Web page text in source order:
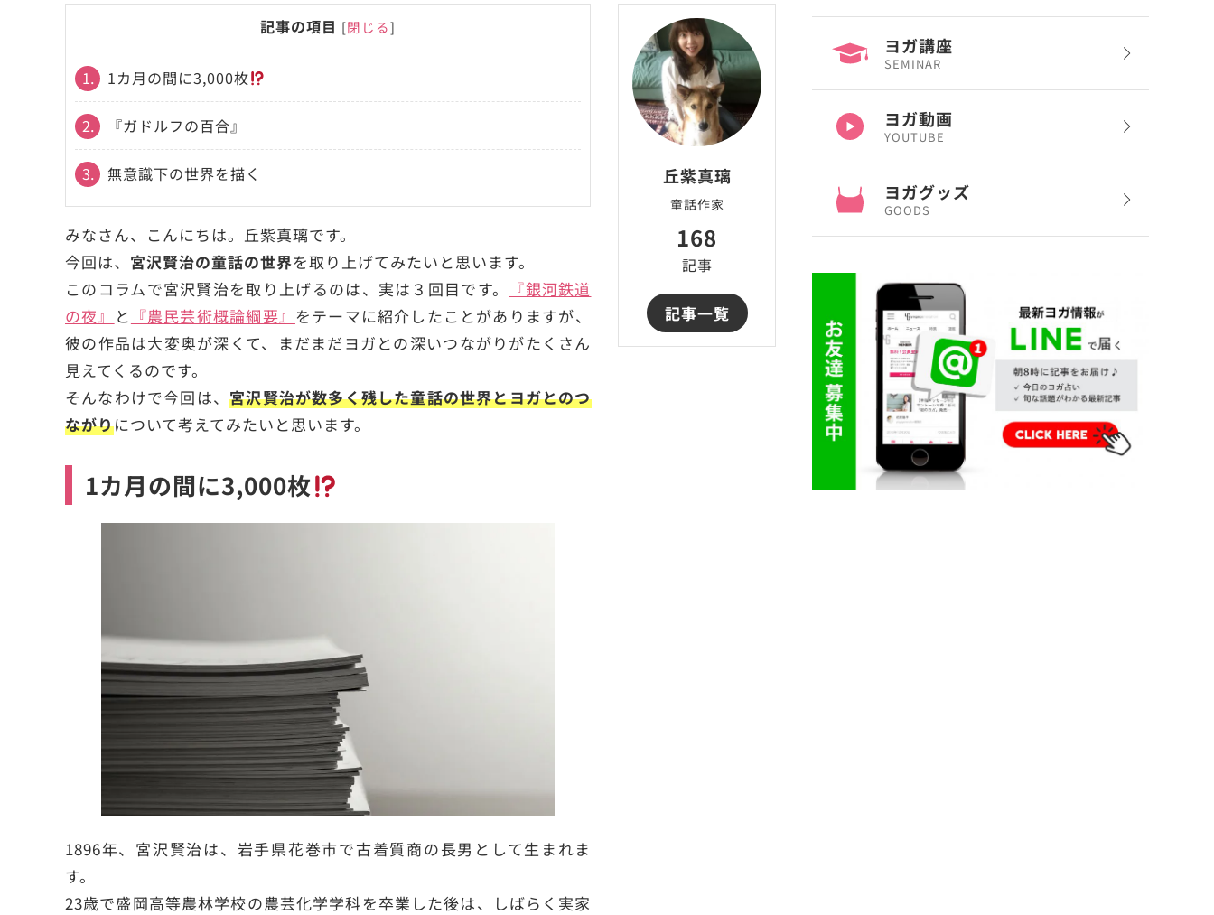
記事の項目 [閉じる]
1. 1カ月の間に3,000枚
2. 『ガドルフの百合』
3. 無意識下の世界を描く
みなさん、こんにちは。丘紫真璃です。
今回は、 宮沢賢治の童話の世界を取り上げてみたいと思います。
このコラムで宮沢賢治を取り上げるのは、実は３回目です。
『銀河鉄道
の夜』 と 『農民芸術概論綱要』 をテーマに紹介したことがありますが、
彼の作品は大変奥が深くて、まだまだヨガとの深いつながりがたくさん
見えてくるのです。
そんなわけで今回は、宮沢賢治が数多く残した童話の世界とヨガとのつ
ながりについて考えてみたいと思います。
1カ月の間に3,000枚
1896年、宮沢賢治は、岩手県花巻市で古着質商の長男として生まれま
す。
23歳で盛岡高等農林学校の農芸化学学科を卒業した後は、しばらく実家
丘紫真璃
童話作家
168
記事
記事一覧
ヨガ講座
SEMINAR
ヨガ動画
YOUTUBE
ヨガグッズ
GOODS